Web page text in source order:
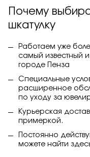
Почему
шкатулку
Работаем уже
самый известный
городе Пенза
Специальные
расширенное
по уходу за
Курьерская
примеркой.
Постоянно
можете найти